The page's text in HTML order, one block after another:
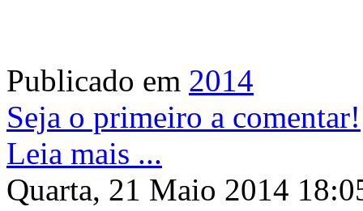
Publicado em 2014
Seja o primeiro a comentar!
Leia mais ...
Quarta, 21 Maio 2014